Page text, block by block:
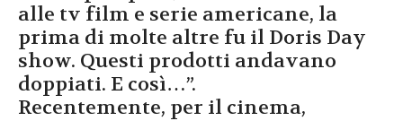
alle tv film e serie americane, la
prima di molte altre fu il Doris Day
show. Questi prodotti andavano
doppiati. E così…”.
Recentemente, per il cinema,